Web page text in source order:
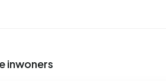
inwoners